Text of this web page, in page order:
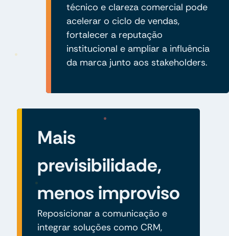
técnico e clareza comercial pode
acelerar o ciclo de vendas,
fortalecer a reputação
institucional e ampliar a influência
da marca junto aos stakeholders.
Mais
previsibilidade,
menos improviso
Reposicionar a comunicação e
integrar soluções como CRM,